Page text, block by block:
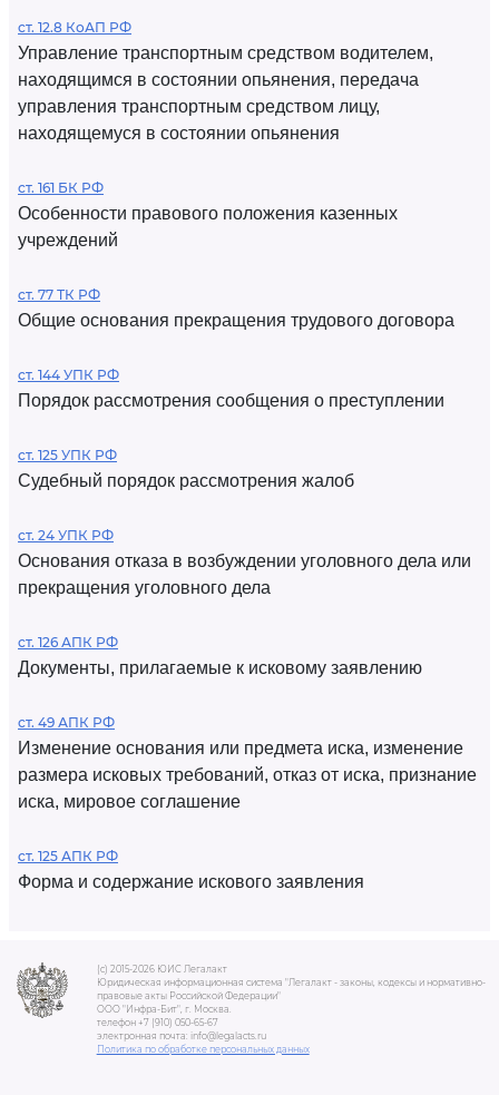
ст. 12.8 КоАП РФ
Управление транспортным средством водителем,
находящимся в состоянии опьянения, передача
управления транспортным средством лицу,
находящемуся в состоянии опьянения
ст. 161 БК РФ
Особенности правового положения казенных
учреждений
ст. 77 ТК РФ
Общие основания прекращения трудового договора
ст. 144 УПК РФ
Порядок рассмотрения сообщения о преступлении
ст. 125 УПК РФ
Судебный порядок рассмотрения жалоб
ст. 24 УПК РФ
Основания отказа в возбуждении уголовного дела или
прекращения уголовного дела
ст. 126 АПК РФ
Документы, прилагаемые к исковому заявлению
ст. 49 АПК РФ
Изменение основания или предмета иска, изменение
размера исковых требований, отказ от иска, признание
иска, мировое соглашение
ст. 125 АПК РФ
Форма и содержание искового заявления
(c) 2015-2026 ЮИС Легалакт
Юридическая информационная система "Легалакт - законы, кодексы и нормативно-
правовые акты Российской Федерации"
ООО "Инфра-Бит", г. Москва.
телефон +7 (910) 050-65-67
электронная почта: info@legalacts.ru
Политика по обработке персональных данных